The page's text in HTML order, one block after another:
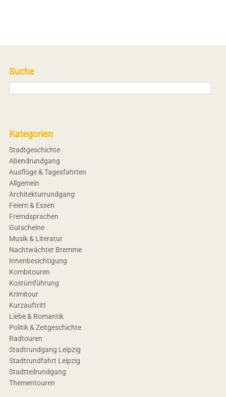
Suche
Kategorien
Stadtgeschichte
Abendrundgang
Ausflüge & Tagesfahrten
Allgemein
Architekturrundgang
Feiern & Essen
Fremdsprachen
Gutscheine
Musik & Literatur
Nachtwächter Bremme
Innenbesichtigung
Kombitouren
Kostümführung
Krimitour
Kurzauftritt
Liebe & Romantik
Politik & Zeitgeschichte
Radtouren
Stadtrundgang Leipzig
Stadtrundfahrt Leipzig
Stadtteilrundgang
Thementouren